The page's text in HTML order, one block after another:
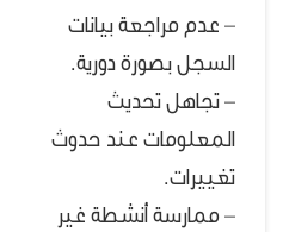
– عدم مراجعة بيانات
السجل بصورة دورية.
– تجاهل تحديث
المعلومات عند حدوث
تغييرات.
– ممارسة أنشطة غير